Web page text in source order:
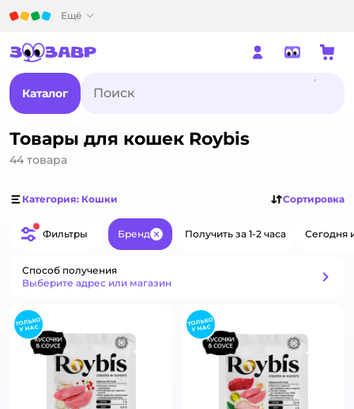
Ещё
Каталог
Товары для кошек Roybis
44 товара
Категория: Кошки Сортировка
Фильтры Бренд ЗакрытьПолучить за 1-2 часа Сегодня
Способ получения
Выберите адрес или магазин